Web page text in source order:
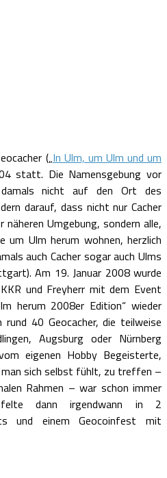
(„In Ulm, um Ulm und um
statt. Die Namensgebung vor
nicht auf den Ort des
darauf, dass nicht nur Cacher
Umgebung, sondern alle,
um Ulm herum wohnen, herzlich
auch Cacher sogar auch Ulms
Am 19. Januar 2008 wurde
und Freyherr mit dem Event
herum 2008er Edition“ wieder
40 Geocacher, die teilweise
Augsburg oder Nürnberg
eigenen Hobby Begeisterte,
man sich selbst fühlt, zu treffen –
Rahmen – war schon immer
dann irgendwann in 2
und einem Geocoinfest mit